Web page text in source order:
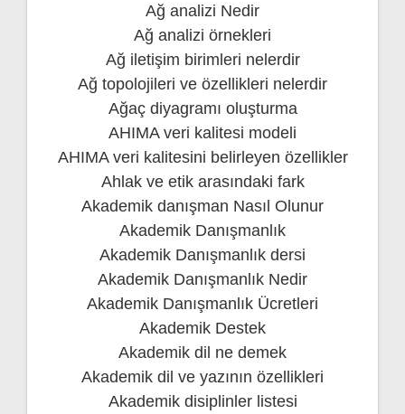
Ağ analizi Nedir
Ağ analizi örnekleri
Ağ iletişim birimleri nelerdir
Ağ topolojileri ve özellikleri nelerdir
Ağaç diyagramı oluşturma
AHIMA veri kalitesi modeli
AHIMA veri kalitesini belirleyen özellikler
Ahlak ve etik arasındaki fark
Akademik danışman Nasıl Olunur
Akademik Danışmanlık
Akademik Danışmanlık dersi
Akademik Danışmanlık Nedir
Akademik Danışmanlık Ücretleri
Akademik Destek
Akademik dil ne demek
Akademik dil ve yazının özellikleri
Akademik disiplinler listesi